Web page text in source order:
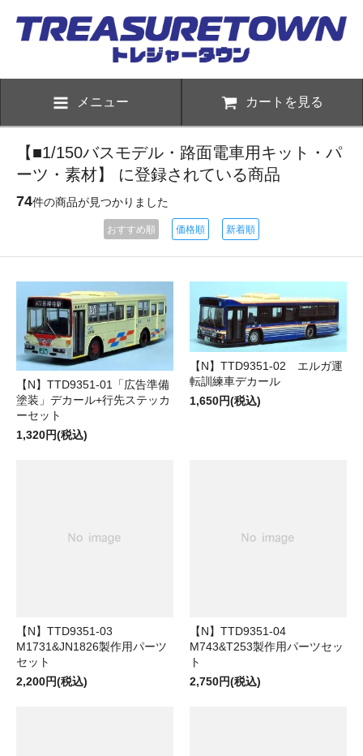
メニュー カートを見る
【■1/150バスモデル・路面電車用キット・パ
ーツ・素材】 に登録されている商品
74件の商品が見つかりました
おすすめ順 価格順 新着順
【N】TTD9351-01「広告準備
塗装」デカール+行先ステッカ
ーセット
1,320円(税込)
【N】TTD9351-02 エルガ運
転訓練車デカール
1,650円(税込)
【N】TTD9351-03
M1731&JN1826製作用パーツ
セット
2,200円(税込)
【N】TTD9351-04
M743&T253製作用パーツセッ
ト
2,750円(税込)